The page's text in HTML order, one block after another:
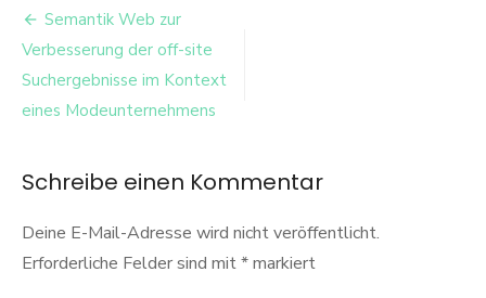
Beitrags-
Navigation
Semantik Web zur
Verbesserung der off-site
Suchergebnisse im Kontext
eines Modeunternehmens
Schreibe einen Kommentar
Deine E-Mail-Adresse wird nicht veröffentlicht.
Erforderliche Felder sind mit*markiert